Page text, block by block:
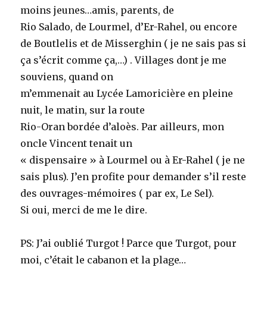
moins jeunes…amis, parents, de
Rio Salado, de Lourmel, d’Er-Rahel, ou encore
de Boutlelis et de Misserghin ( je ne sais pas si
ça s’écrit comme ça,…) . Villages dont je me
souviens, quand on
m’emmenait au Lycée Lamoricière en pleine
nuit, le matin, sur la route
Rio-Oran bordée d’aloès. Par ailleurs, mon
oncle Vincent tenait un
« dispensaire » à Lourmel ou à Er-Rahel ( je ne
sais plus). J’en profite pour demander s’il reste
des ouvrages-mémoires ( par ex, Le Sel).
Si oui, merci de me le dire.
PS: J’ai oublié Turgot ! Parce que Turgot, pour
moi, c’était le cabanon et la plage…